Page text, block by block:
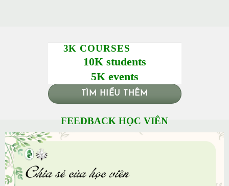
3K COURSES
10K students
5K events
TÌM HIỂU THÊM
FEEDBACK HỌC VIÊN